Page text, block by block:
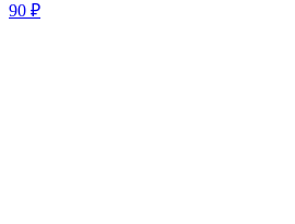
90 ₽